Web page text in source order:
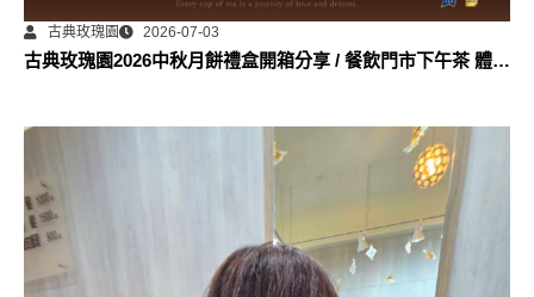
古典玫瑰園 2026-07-03
古典玫瑰園2026中秋月餅禮盒開箱分享 / 餐飲門市下午茶 體驗